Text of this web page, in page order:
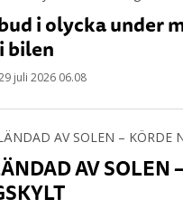
i olycka under
bilen
juli 2026 06.08
AV SOLEN